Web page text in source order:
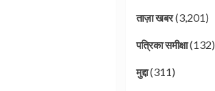
ताज़ा खबर(3,201)
पत्रिका समीक्षा(132)
मुद्दा(311)